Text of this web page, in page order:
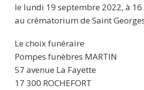
le lundi 19 septembre 2022, à 16
au crématorium de Saint
Le choix funéraire
Pompes funèbres MARTIN
57 avenue La Fayette
17 300 ROCHEFORT